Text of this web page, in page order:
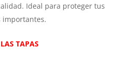
Ideal para proteger tus
importantes.
TAPAS